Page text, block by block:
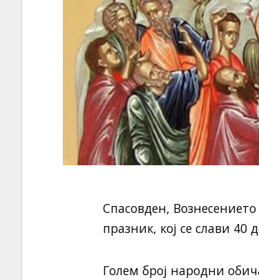
Спасовден,
празник, кој се слави 40
Голем број народни